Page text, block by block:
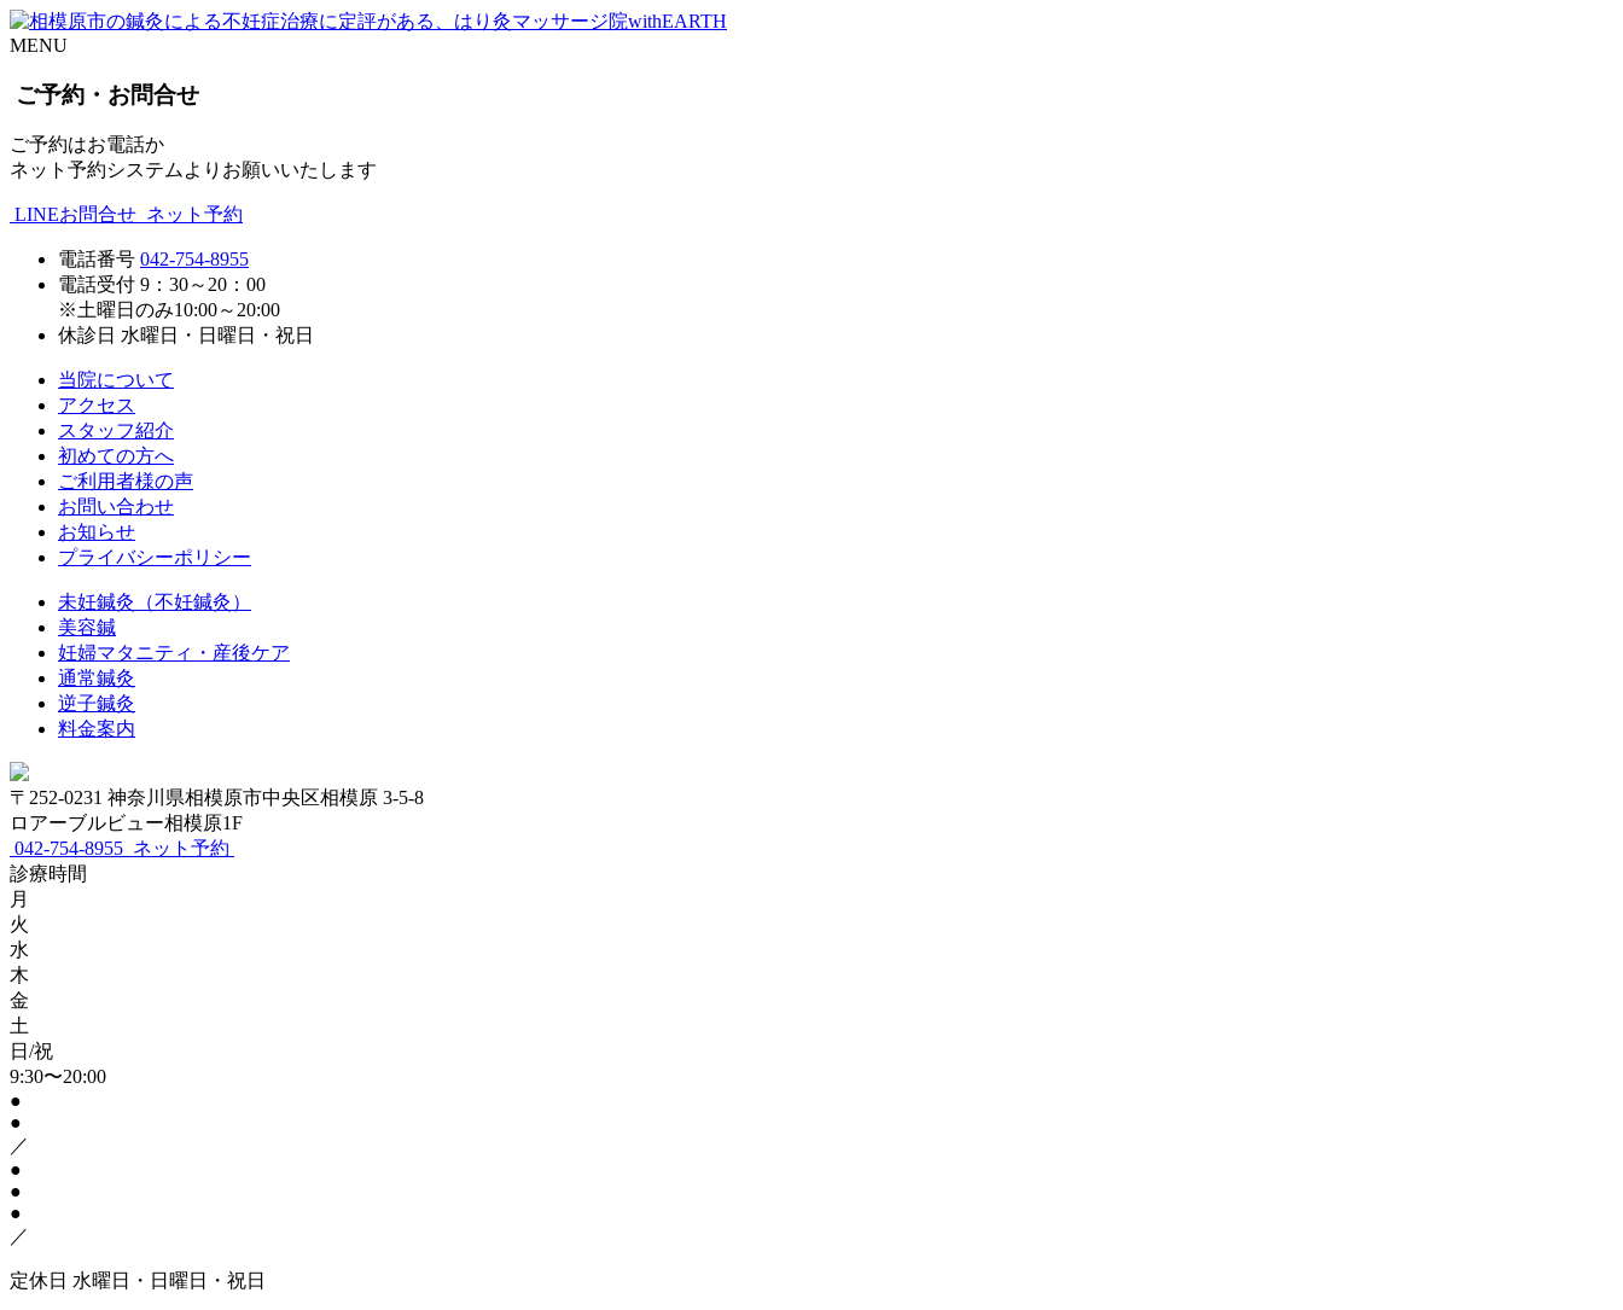
MENU
ご予約・お問合せ
ご予約はお電話か
ネット予約システムよりお願いいたします
LINEお問合せ ネット予約
電話番号 042-754-8955
電話受付 9：30～20：00
※土曜日のみ10:00～20:00
休診日 水曜日・日曜日・祝日
当院について
アクセス
スタッフ紹介
初めての方へ
ご利用者様の声
お問い合わせ
お知らせ
プライバシーポリシー
未妊鍼灸（不妊鍼灸）
美容鍼
妊婦マタニティ・産後ケア
通常鍼灸
逆子鍼灸
料金案内
〒252-0231 神奈川県相模原市中央区相模原 3-5-8
ロアーブルビュー相模原1F
042-754-8955 ネット予約
診療時間
月
火
水
木
金
土
日/祝
9:30〜20:00
●
●
／
●
●
●
／
定休日 水曜日・日曜日・祝日